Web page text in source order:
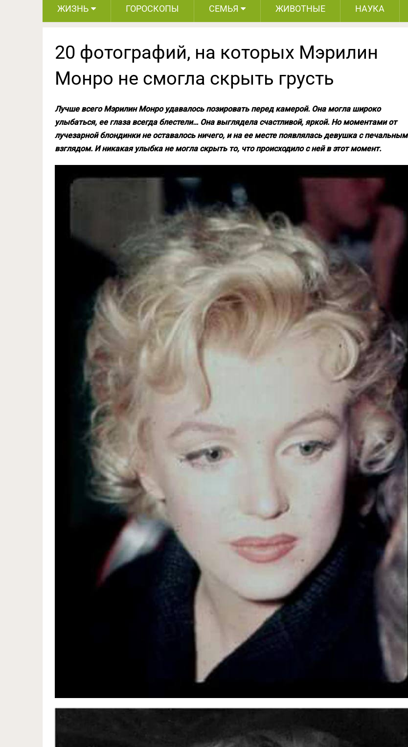
ЖИЗНЬ ГОРОСКОПЫ СЕМЬЯ ЖИВОТНЫЕ НАУКА
20 фотографий, на которых Мэрилин
Монро не смогла скрыть грусть
Лучше всего Мэрилин Монро удавалось позировать перед камерой. Она могла широко
улыбаться, ее глаза всегда блестели… Она выглядела счастливой, яркой. Но моментами от
лучезарной блондинки не оставалось ничего, и на ее месте появлялась девушка с печальным
взглядом. И никакая улыбка не могла скрыть то, что происходило с ней в этот момент.